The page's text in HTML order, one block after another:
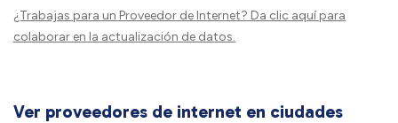
¿Trabajas para un Proveedor de Internet? Da clic aquípara
colaborar en la actualización de datos.
Ver proveedores de internet en ciudades